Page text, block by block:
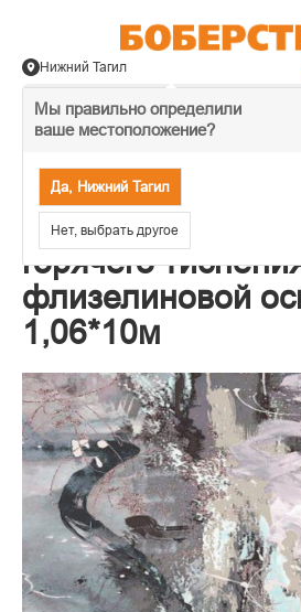
Мы правильно определили
ваше местоположение?
Да, Нижний Тагил
Нет, выбрать другое
Нижний Тагил
Обои Victoria
горячего
флизелиновой
1,06*10м